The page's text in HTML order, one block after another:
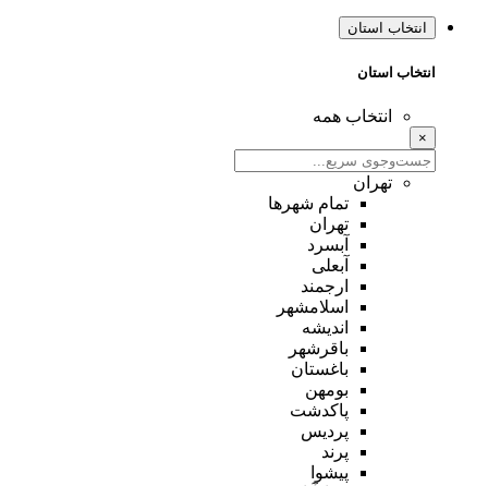
انتخاب استان
انتخاب استان
انتخاب همه
×
تهران
تمام شهر‌ها
تهران
آبسرد
آبعلی
ارجمند
اسلامشهر
اندیشه
باقرشهر
باغستان
بومهن
پاکدشت
پردیس
پرند
پیشوا